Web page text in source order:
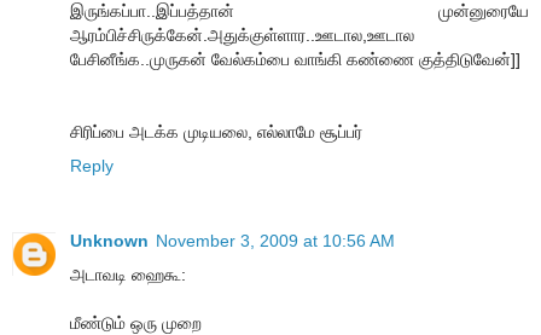
இருங்கப்பா..இப்பத்தான் முன்னுரையே
ஆரம்பிச்சிருக்கேன்.அதுக்குள்ளார..ஊடால,ஊடால
பேசினீங்க..முருகன் வேல்கம்பை வாங்கி கண்ணை குத்திடுவேன்]]
சிரிப்பை அடக்க முடியலை, எல்லாமே சூப்பர்
Reply
Unknown November 3, 2009 at 10:56 AM
அடாவடி ஹைகூ:
மீண்டும் ஒரு முறை